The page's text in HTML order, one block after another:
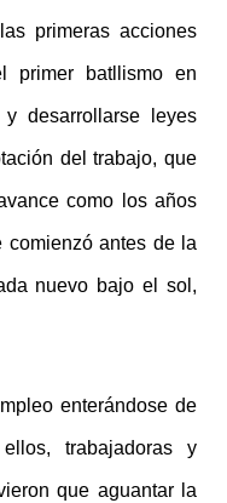
primeras acciones
primer batllismo en
desarrollarse leyes
del trabajo, que
como los años
comienzó antes de la
nuevo bajo el sol,
enterándose de
trabajadoras y
que aguantar la